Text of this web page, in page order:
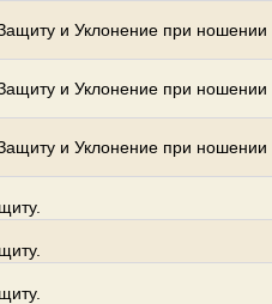
и Уклонение при ношении
и Уклонение при ношении
и Уклонение при ношении